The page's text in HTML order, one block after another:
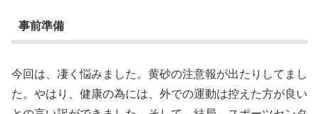
事前準備
今回は、凄く悩みました。黄砂の注意報が出たりしてまし
た。やはり、健康の為には、外での運動は控えた方が良い